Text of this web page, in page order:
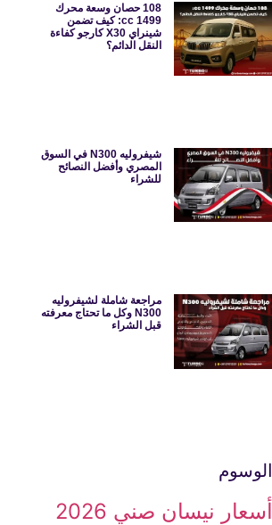
108 حصان وسعة محرك
1499 cc: كيف تضمن
شينراي X30 كارجو كفاءة
النقل الدائم؟
شيفروليه N300 في السوق
المصري وأفضل النصائح
للشراء
مراجعة شاملة لشيفروليه
N300 وكل ما تحتاج معرفته
قبل الشراء
الوسوم
أسعار نيسان صني 2026